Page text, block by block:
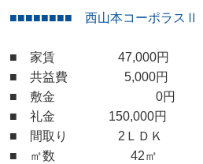
■■■■■■■■ 西山本コーポラス
■ 家賃 47,000円
■ 共益費 5,000円
■ 敷金 0円
■ 礼金 150,000円
■ 間取り 2ＬＤＫ
■ ㎡数 42㎡